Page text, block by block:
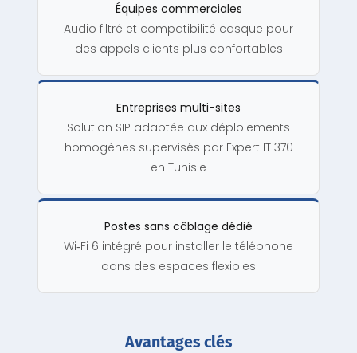
Équipes commerciales
Audio filtré et compatibilité casque pour
des appels clients plus confortables
Entreprises multi-sites
Solution SIP adaptée aux déploiements
homogènes supervisés par Expert IT 370
en Tunisie
Postes sans câblage dédié
Wi‑Fi 6 intégré pour installer le téléphone
dans des espaces flexibles
Avantages clés